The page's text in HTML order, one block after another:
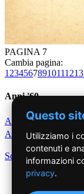
PAGINA 7
Cambia pagina:
1 2345678910111213
Anni '60
Anno1960Anno
Anno 1965Anno
Scegli per decennio
Questo
Utilizziamo i
contenuti e
informazioni
privacy.